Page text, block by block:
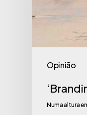
Opinião
Numa altura